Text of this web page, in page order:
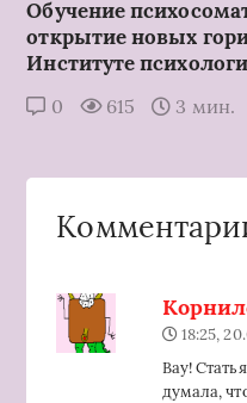
Обучение
открытие новых
Институте
0 615 3 мин.
18:25,
Вау!
думала,